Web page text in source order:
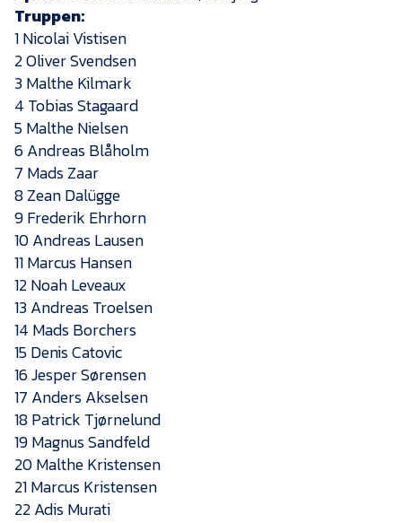
Truppen:
1 Nicolai Vistisen
2 Oliver Svendsen
3 Malthe Kilmark
4 Tobias Stagaard
5 Malthe Nielsen
6 Andreas Blåholm
7 Mads Zaar
8 Zean Dalügge
9 Frederik Ehrhorn
10 Andreas Lausen
11 Marcus Hansen
12 Noah Leveaux
13 Andreas Troelsen
14 Mads Borchers
15 Denis Catovic
16 Jesper Sørensen
17 Anders Akselsen
18 Patrick Tjørnelund
19 Magnus Sandfeld
20 Malthe Kristensen
21 Marcus Kristensen
22 Adis Murati